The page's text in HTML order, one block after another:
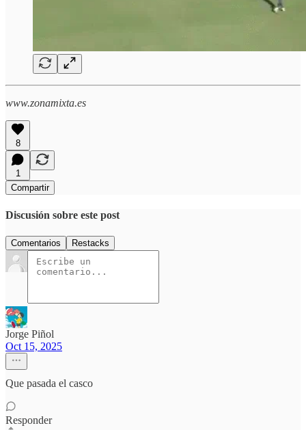
www.zonamixta.es
8
1
Compartir
Discusión sobre este post
Comentarios Restacks
Jorge Piñol
Oct 15, 2025
Que pasada el casco
Responder